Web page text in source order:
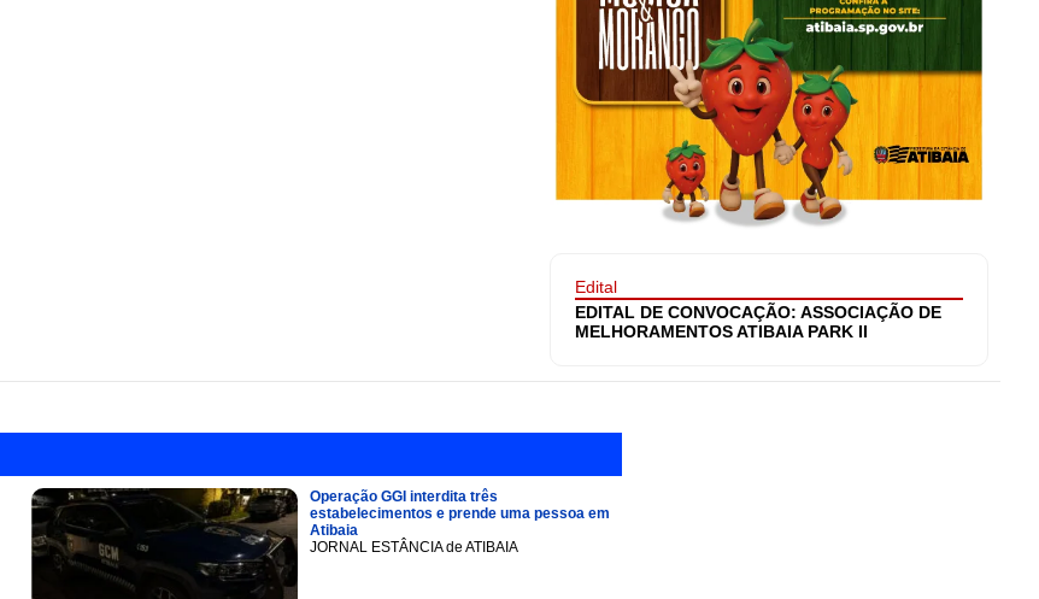
Edital
EDITAL DE CONVOCAÇÃO: ASSOCIAÇÃO DE
MELHORAMENTOS ATIBAIA PARK II
Operação GGI interdita três
estabelecimentos e prende uma pessoa em
Atibaia
JORNAL ESTÂNCIA de ATIBAIA